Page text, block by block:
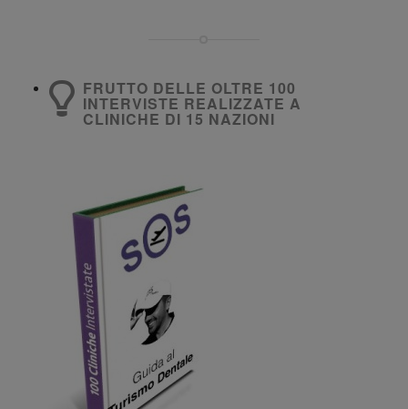
FRUTTO DELLE OLTRE 100
INTERVISTE REALIZZATE A
CLINICHE DI 15 NAZIONI